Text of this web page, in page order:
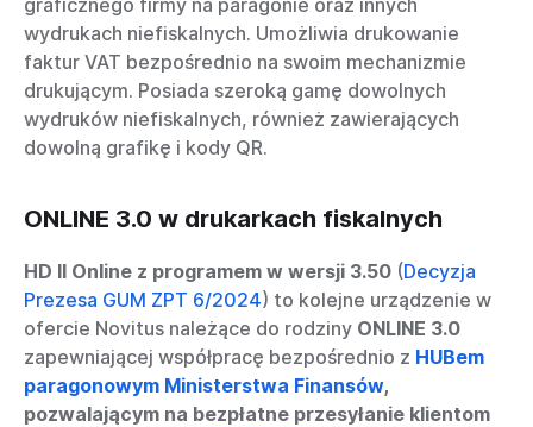
wydrukach niefiskalnych. Umożliwia drukowanie
faktur VAT bezpośrednio na swoim mechanizmie
drukującym. Posiada szeroką gamę dowolnych
wydruków niefiskalnych, również zawierających
dowolną grafikę i kody QR.
ONLINE 3.0 w drukarkach fiskalnych
HD II Online z programem w wersji 3.50 (Decyzja
Prezesa GUM ZPT 6/2024) to kolejne urządzenie w
ofercie Novitus należące do rodziny ONLINE 3.0
zapewniającej współpracę bezpośrednio z HUBem
paragonowym Ministerstwa Finansów,
pozwalającym na bezpłatne przesyłanie klientom